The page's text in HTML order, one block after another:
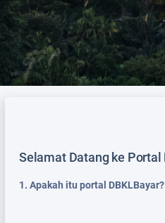
Selamat Datang ke Portal
1. Apakah itu portal DBKLBayar?